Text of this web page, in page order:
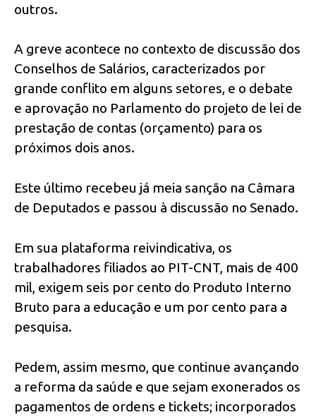
outros.
A greve acontece no contexto de discussão dos
Conselhos de Salários, caracterizados por
grande conflito em alguns setores, e o debate
e aprovação no Parlamento do projeto de lei de
prestação de contas (orçamento) para os
próximos dois anos.
Este último recebeu já meia sanção na Câmara
de Deputados e passou à discussão no Senado.
Em sua plataforma reivindicativa, os
trabalhadores filiados ao PIT-CNT, mais de 400
mil, exigem seis por cento do Produto Interno
Bruto para a educação e um por cento para a
pesquisa.
Pedem, assim mesmo, que continue avançando
a reforma da saúde e que sejam exonerados os
pagamentos de ordens e tickets; incorporados